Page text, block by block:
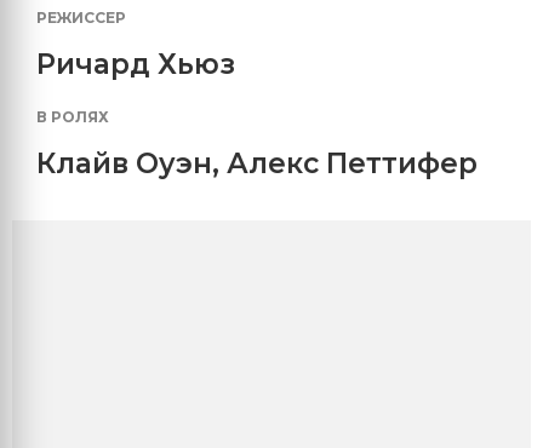
РЕЖИССЕР
Ричард Хьюз
В РОЛЯХ
Клайв Оуэн, Алекс Петтифер